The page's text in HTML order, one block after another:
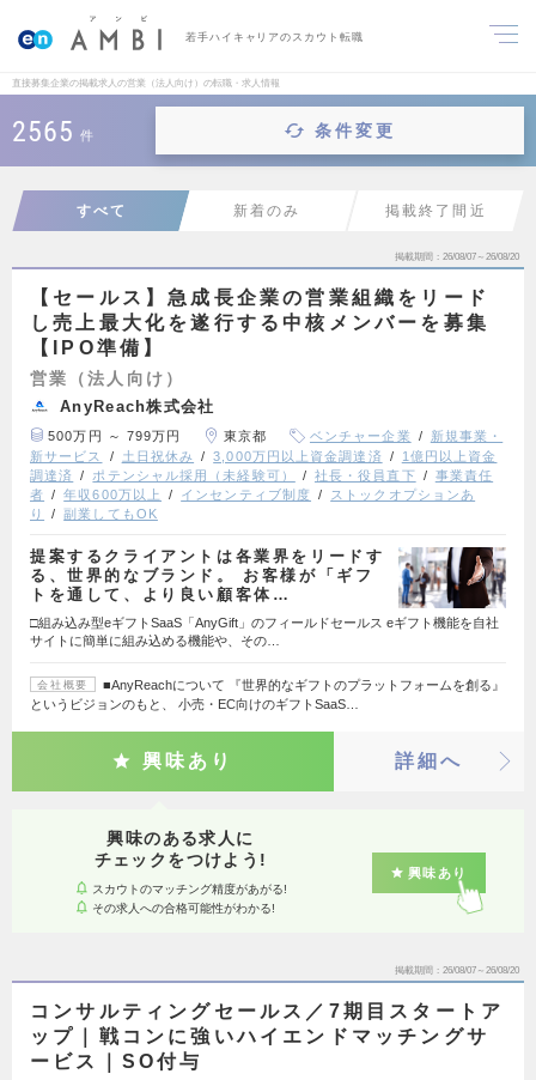
若手ハイキャリアのスカウト転職
直接募集企業の掲載求人の営業（法人向け）の転職・求人情報
2565 件 条件変更
すべて 新着のみ 掲載終了間近
掲載期間 26/08/07～26/08/20
【セールス】急成長企業の営業組織をリード
し売上最大化を遂行する中核メンバーを募集
【IPO準備】
営業（法人向け）
AnyReach株式会社
500万円 ～ 799万円 東京都 ベンチャー企業
新規事業・
新サービス
土日祝休み 3,000万円以上資金調達済
1億円以上資金
調達済
ポテンシャル採用（未経験可） 社長・役員直下
事業責任
者
年収600万以上 インセンティブ制度
ストックオプションあ
り
副業してもOK
提案するクライアントは各業界をリードす
る、世界的なブランド。 お客様が「ギフ
トを通して、より良い顧客体…
□組み込み型eギフトSaaS「AnyGift」のフィールドセールス eギフト機能を自社
サイトに簡単に組み込める機能や、その…
会社概要
■AnyReachについて 『世界的なギフトのプラットフォームを創る』
というビジョンのもと、 小売・EC向けのギフトSaaS…
興味あり 詳細へ
興味のある求人に
チェックをつけよう!
スカウトのマッチング精度があがる!
その求人への合格可能性がわかる!
興味あり
掲載期間 26/08/07～26/08/20
コンサルティングセールス／7期目スタートア
ップ｜戦コンに強いハイエンドマッチングサ
ービス｜SO付与